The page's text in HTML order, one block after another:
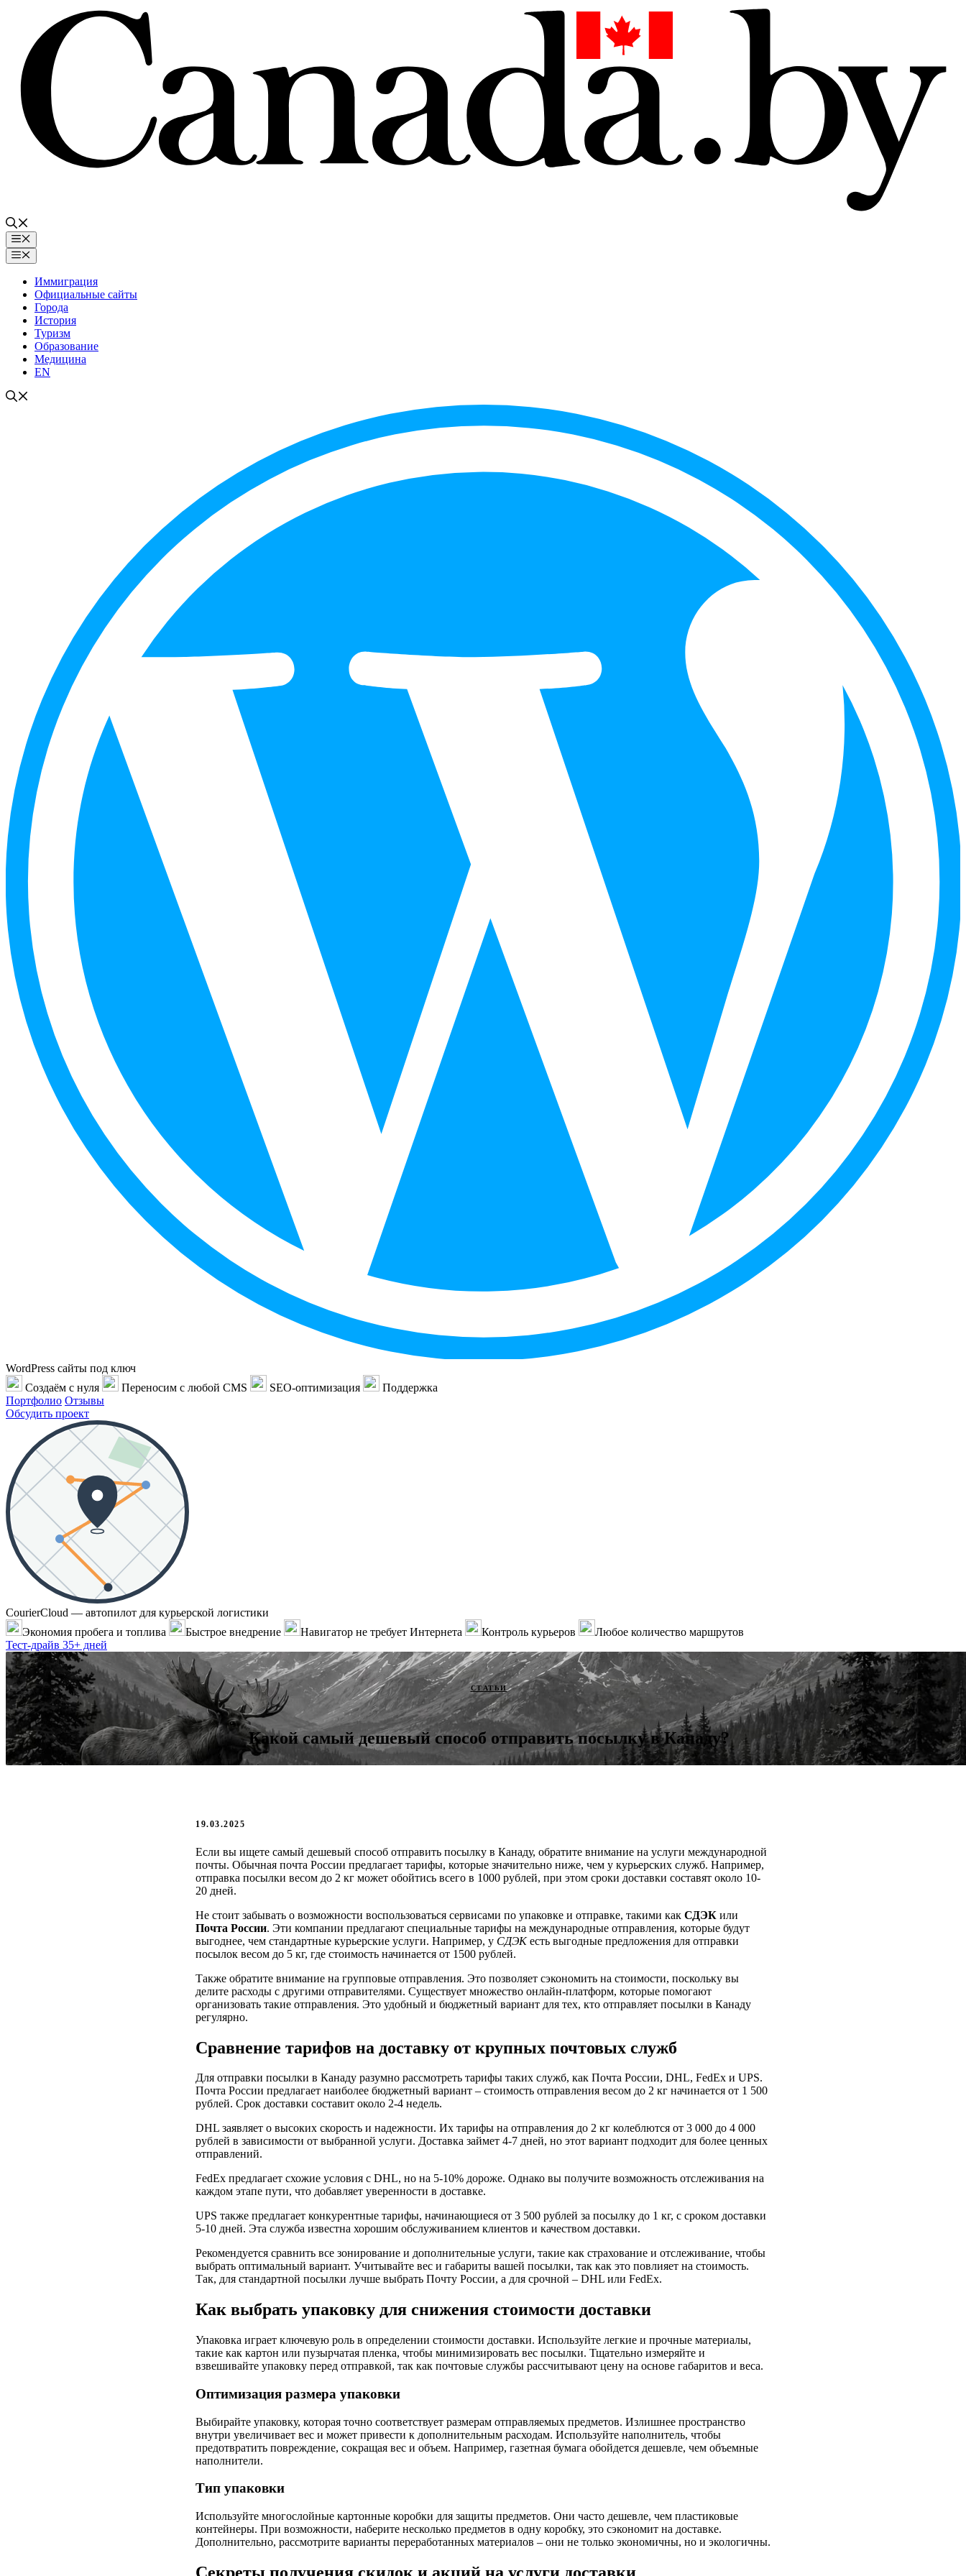
содержимому
Меню
Меню
Иммиграция
Официальные сайты
Города
История
Туризм
Образование
Медицина
EN
WordPress сайты под ключ
Создаём с нуля
Переносим с любой CMS SEO-оптимизация
Поддержка
Портфолио Отзывы
Обсудить проект
CourierCloud — автопилот для курьерской логистики
Экономия пробега и топлива
Быстрое внедрение Навигатор не требует Интернета Контроль курьеров
Любое количество маршрутов
Тест-драйв 35+ дней
СТАТЬИ
Какой самый дешевый способ отправить посылку в Канаду?
19.03.2025
Если вы ищете самый дешевый способ отправить посылку в Канаду, обратите внимание на услуги международной
почты. Обычная почта России предлагает тарифы, которые значительно ниже, чем у курьерских служб. Например,
отправка посылки весом до 2 кг может обойтись всего в 1000 рублей, при этом сроки доставки составят около 10-
20 дней.
Не стоит забывать о возможности воспользоваться сервисами по упаковке и отправке, такими как СДЭК или
Почта России. Эти компании предлагают специальные тарифы на международные отправления, которые будут
выгоднее, чем стандартные курьерские услуги. Например, у СДЭКесть выгодные предложения для отправки
посылок весом до 5 кг, где стоимость начинается от 1500 рублей.
Также обратите внимание на групповые отправления. Это позволяет сэкономить на стоимости, поскольку вы
делите расходы с другими отправителями. Существует множество онлайн-платформ, которые помогают
организовать такие отправления. Это удобный и бюджетный вариант для тех, кто отправляет посылки в Канаду
регулярно.
Сравнение тарифов на доставку от крупных почтовых служб
Для отправки посылки в Канаду разумно рассмотреть тарифы таких служб, как Почта России, DHL, FedEx и UPS.
Почта России предлагает наиболее бюджетный вариант – стоимость отправления весом до 2 кг начинается от 1 500
рублей. Срок доставки составит около 2-4 недель.
DHL заявляет о высоких скорость и надежности. Их тарифы на отправления до 2 кг колеблются от 3 000 до 4 000
рублей в зависимости от выбранной услуги. Доставка займет 4-7 дней, но этот вариант подходит для более ценных
отправлений.
FedEx предлагает схожие условия с DHL, но на 5-10% дороже. Однако вы получите возможность отслеживания на
каждом этапе пути, что добавляет уверенности в доставке.
UPS также предлагает конкурентные тарифы, начинающиеся от 3 500 рублей за посылку до 1 кг, с сроком доставки
5-10 дней. Эта служба известна хорошим обслуживанием клиентов и качеством доставки.
Рекомендуется сравнить все зонирование и дополнительные услуги, такие как страхование и отслеживание, чтобы
выбрать оптимальный вариант. Учитывайте вес и габариты вашей посылки, так как это повлияет на стоимость.
Так, для стандартной посылки лучше выбрать Почту России, а для срочной – DHL или FedEx.
Как выбрать упаковку для снижения стоимости доставки
Упаковка играет ключевую роль в определении стоимости доставки. Используйте легкие и прочные материалы,
такие как картон или пузырчатая пленка, чтобы минимизировать вес посылки. Тщательно измеряйте и
взвешивайте упаковку перед отправкой, так как почтовые службы рассчитывают цену на основе габаритов и веса.
Оптимизация размера упаковки
Выбирайте упаковку, которая точно соответствует размерам отправляемых предметов. Излишнее пространство
внутри увеличивает вес и может привести к дополнительным расходам. Используйте наполнитель, чтобы
предотвратить повреждение, сокращая вес и объем. Например, газетная бумага обойдется дешевле, чем объемные
наполнители.
Тип упаковки
Используйте многослойные картонные коробки для защиты предметов. Они часто дешевле, чем пластиковые
контейнеры. При возможности, наберите несколько предметов в одну коробку, это сэкономит на доставке.
Дополнительно, рассмотрите варианты переработанных материалов – они не только экономичны, но и экологичны.